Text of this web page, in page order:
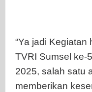
“Ya jadi Kegiatan
TVRI Sumsel ke-
2025, salah satu
memberikan